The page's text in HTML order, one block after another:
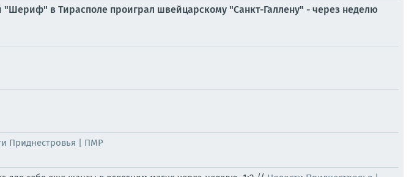
в Тирасполе проиграл швейцарскому "Санкт-Галлену" - через неделю
Приднестровья | ПМР